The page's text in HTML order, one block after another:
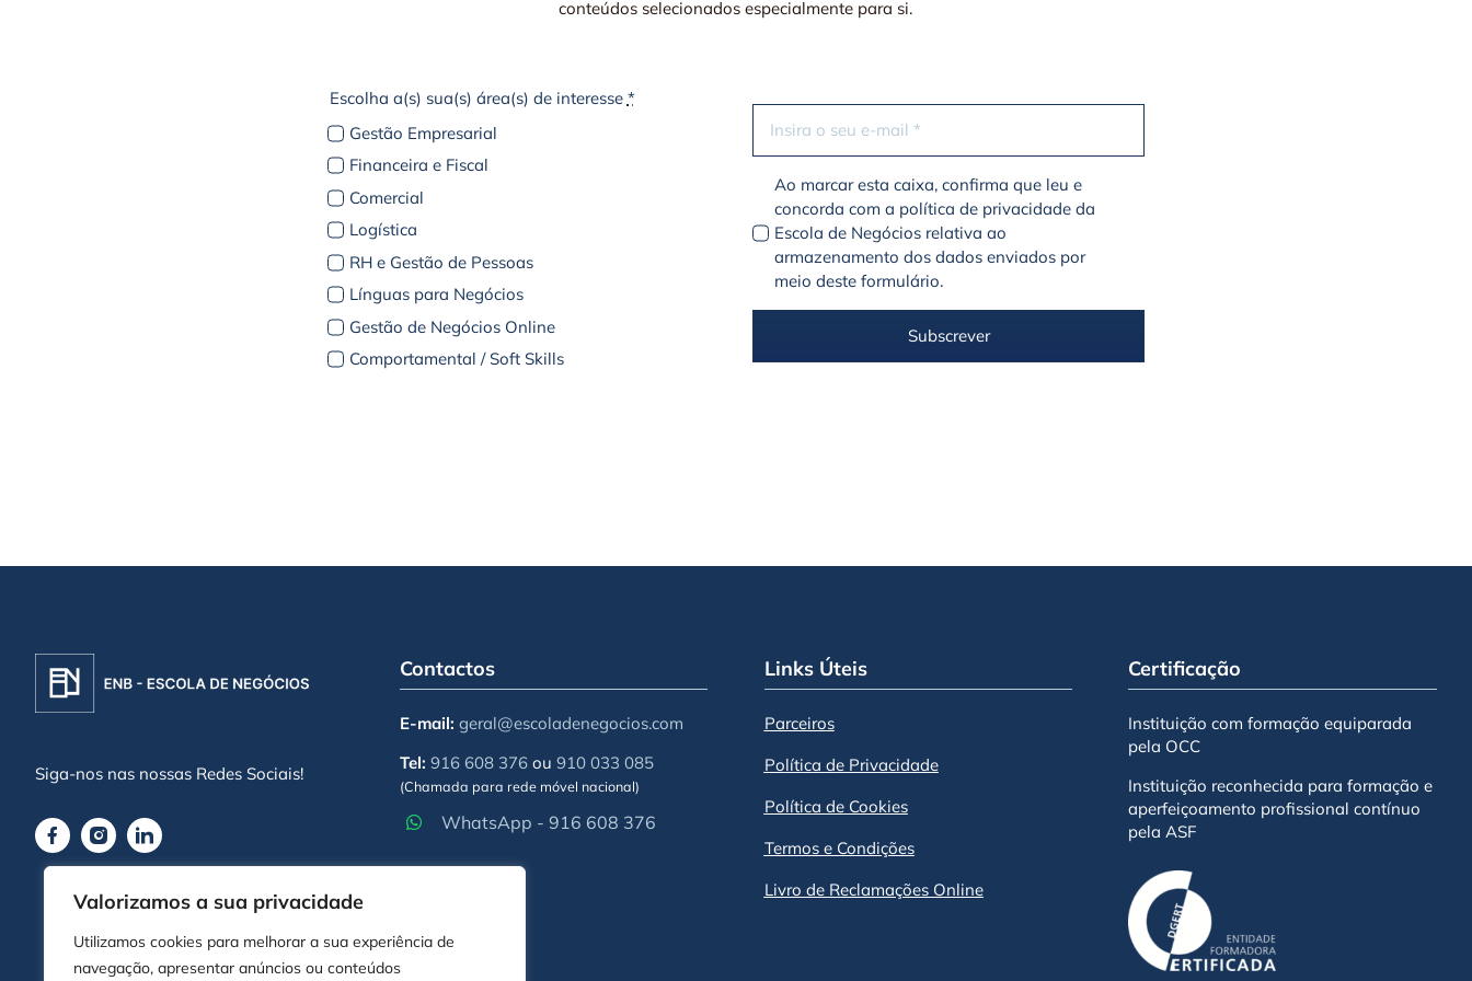
Valorizamos a sua privacidade
Utilizamos cookies para melhorar a sua experiência de
navegação, apresentar anúncios ou conteúdos
conteúdos selecionados especialmente para si.
Escolha a(s) sua(s) área(s) de interesse *
Gestão Empresarial
Financeira e Fiscal
Comercial
Logística
RH e Gestão de Pessoas
Línguas para Negócios
Gestão de Negócios Online
Comportamental / Soft Skills
Ao marcar esta caixa, confirma que leu e
concorda com a política de privacidade da
Escola de Negócios relativa ao
armazenamento dos dados enviados por
meio deste formulário.
Subscrever
Siga-nos nas nossas Redes Sociais!
Contactos
E-mail: geral@escoladenegocios.com
Tel: 916 608 376ou 910 033 085
(Chamada para rede móvel nacional)
WhatsApp - 916 608 376
Links Úteis
Parceiros
Política de Privacidade
Política de Cookies
Termos e Condições
Livro de Reclamações Online
Certificação
Instituição com formação equiparada
pela OCC
Instituição reconhecida para formação e
aperfeiçoamento profissional contínuo
pela ASF